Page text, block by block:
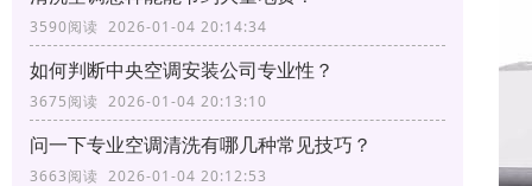
3590阅读 2026-01-04 20:14:34
如何判断中央空调安装公司专业性？
3675阅读 2026-01-04 20:13:10
问一下专业空调清洗有哪几种常见技巧？
3663阅读 2026-01-04 20:12:53